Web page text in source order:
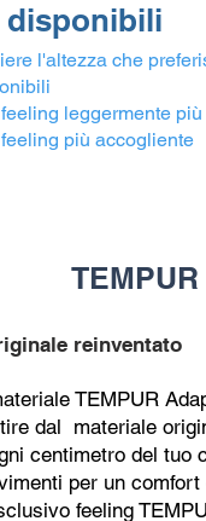
disponibili
l'altezza che
leggermente
più accogliente
reinventato
TEMPUR
dal materiale
centimetro del tuo
per un
feeling